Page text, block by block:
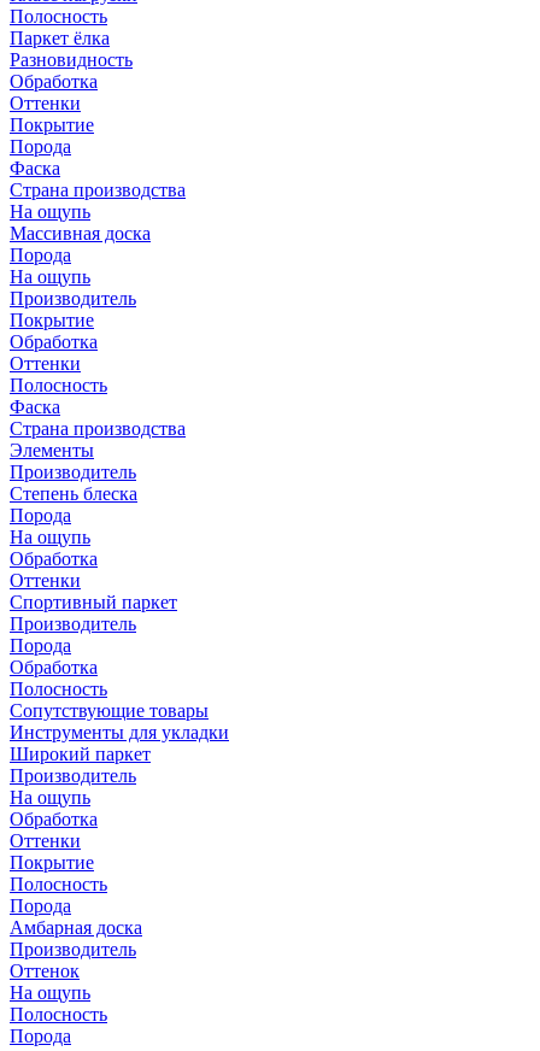
Полосность
Паркет ёлка
Разновидность
Обработка
Оттенки
Покрытие
Порода
Фаска
Страна производства
На ощупь
Массивная доска
Порода
На ощупь
Производитель
Покрытие
Обработка
Оттенки
Полосность
Фаска
Страна производства
Элементы
Производитель
Степень блеска
Порода
На ощупь
Обработка
Оттенки
Спортивный паркет
Производитель
Порода
Обработка
Полосность
Сопутствующие товары
Инструменты для укладки
Широкий паркет
Производитель
На ощупь
Обработка
Оттенки
Покрытие
Полосность
Порода
Амбарная доска
Производитель
Оттенок
На ощупь
Полосность
Порода